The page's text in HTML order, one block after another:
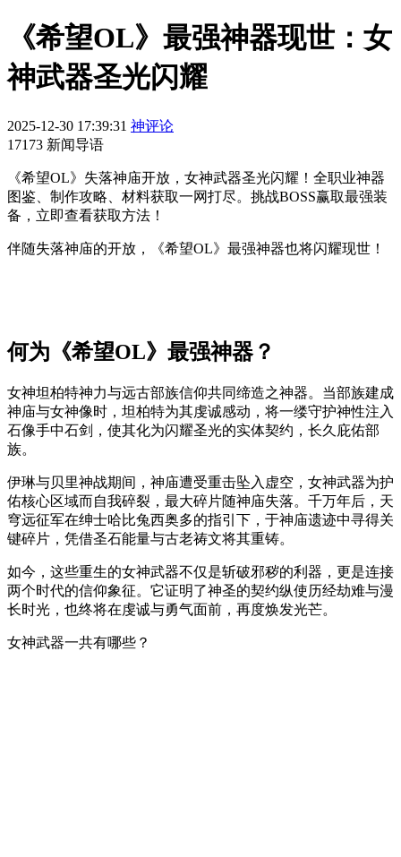
《希望OL》最强神器现世：女
神武器圣光闪耀
2025-12-30 17:39:31 神评论
17173 新闻导语
《希望OL》失落神庙开放，女神武器圣光闪耀！全职业神器
图鉴、制作攻略、材料获取一网打尽。挑战BOSS赢取最强装
备，立即查看获取方法！
伴随失落神庙的开放，《希望OL》最强神器也将闪耀现世！
何为《希望OL》最强神器？
女神坦柏特神力与远古部族信仰共同缔造之神器。当部族建成
神庙与女神像时，坦柏特为其虔诚感动，将一缕守护神性注入
石像手中石剑，使其化为闪耀圣光的实体契约，长久庇佑部
族。
伊琳与贝里神战期间，神庙遭受重击坠入虚空，女神武器为护
佑核心区域而自我碎裂，最大碎片随神庙失落。千万年后，天
穹远征军在绅士哈比兔西奥多的指引下，于神庙遗迹中寻得关
键碎片，凭借圣石能量与古老祷文将其重铸。
如今，这些重生的女神武器不仅是斩破邪秽的利器，更是连接
两个时代的信仰象征。它证明了神圣的契约纵使历经劫难与漫
长时光，也终将在虔诚与勇气面前，再度焕发光芒。
女神武器一共有哪些？